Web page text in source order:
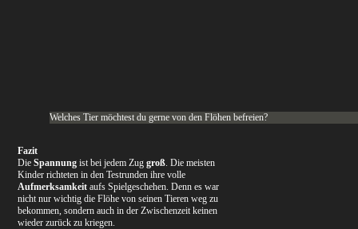
Welches Tier möchtest du gerne von den Flöhen befreien?
Fazit
DieSpannung ist bei jedem Zug groß. Die meisten
Kinder richteten in den Testrunden ihre volle
Aufmerksamkeit aufs Spielgeschehen. Denn es war
nicht nur wichtig die Flöhe von seinen Tieren weg zu
bekommen, sondern auch in der Zwischenzeit keinen
wieder zurück zu kriegen.